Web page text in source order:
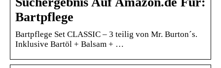
Bartpflege
Bartpflege Set CLASSIC – 3 teilig von Mr. Burton´s.
Inklusive Bartöl + Balsam + …